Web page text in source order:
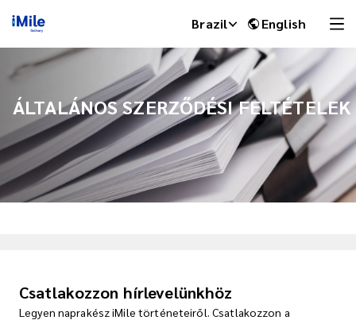
Brazil English
ÁLTALÁNOS SZERZŐDÉSI FELTÉTELEK
Csatlakozzon hírlevelünkhöz
Legyen naprakész iMile történeteiről. Csatlakozzon a